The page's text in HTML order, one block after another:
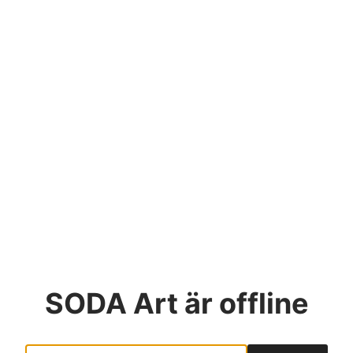
SODA Art är offline